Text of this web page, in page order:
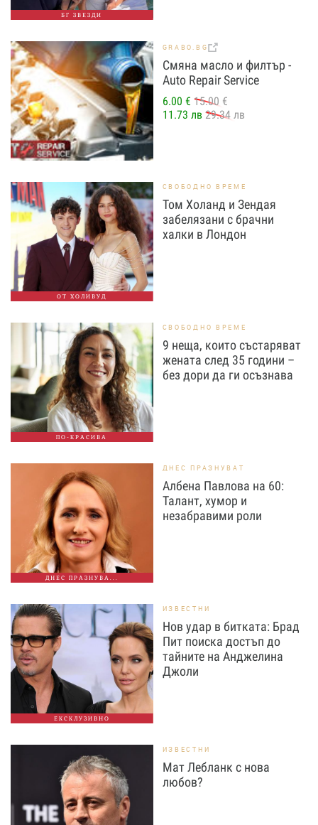
БГ ЗВЕЗДИ
GRABO.BG
Смяна масло и филтър -
Auto Repair Service
6.00 € 15.00 €
11.73 лв 29.34 лв
ОТ ХОЛИВУД
СВОБОДНО ВРЕМЕ
Том Холанд и Зендая
забелязани с брачни
халки в Лондон
ПО-КРАСИВА
СВОБОДНО ВРЕМЕ
9 неща, които състаряват
жената след 35 години –
без дори да ги осъзнава
ДНЕС ПРАЗНУВА...
ДНЕС ПРАЗНУВАТ
Албена Павлова на 60:
Талант, хумор и
незабравими роли
ЕКСКЛУЗИВНО
ИЗВЕСТНИ
Нов удар в битката: Брад
Пит поиска достъп до
тайните на Анджелина
Джоли
ИЗВЕСТНИ
Мат Лебланк с нова
любов?